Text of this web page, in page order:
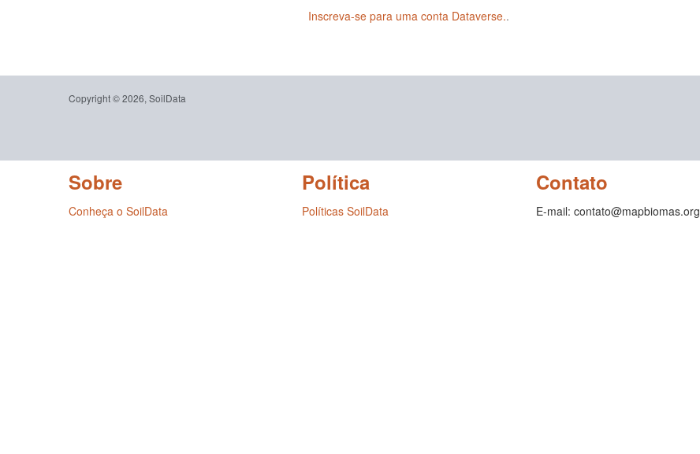
Inscreva-se para uma conta Dataverse..
Copyright © 2026, SoilData
Sobre
Conheça o SoilData
Política
Políticas SoilData
Contato
E-mail: contato@mapbiomas.org